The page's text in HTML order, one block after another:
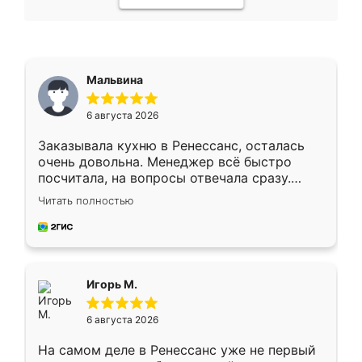
Мальвина
6 августа 2026
Заказывала кухню в Ренессанс, осталась
очень довольна. Менеджер всё быстро
посчитала, на вопросы отвечала сразу.
Замерщик приехал в субботу, подошёл к
делу со всей ответственностью. Собрали
за день, ребята работали аккуратно, даже
Читать полностью
Игорь М.
6 августа 2026
На самом деле в Ренессанс уже не первый